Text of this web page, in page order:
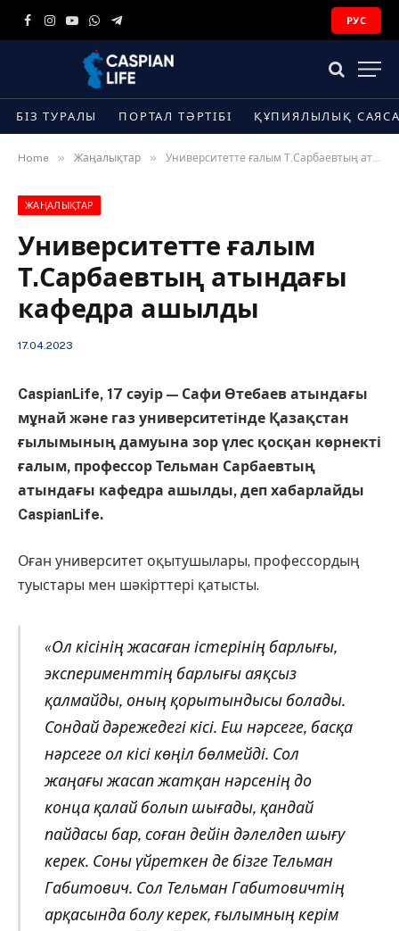
Facebook
Instagram
YouTube
WhatsApp
Telegram
РУС
БІЗ ТУРАЛЫ ПОРТАЛ ТӘРТІБІ ҚҰПИЯЛЫЛЫҚ
Home » Жаңалықтар » Университетте ғалым Т.Сарбаевтың атындағы кафедра ашылды
ЖАҢАЛЫҚТАР
Университетте ғалым
Т.Сарбаевтың атындағы
кафедра ашылды
17.04.2023
CaspianLife, 17 сәуір — Сафи Өтебаев атындағы
мұнай және газ университетінде Қазақстан
ғылымының дамуына зор үлес қосқан көрнекті
ғалым, профессор Тельман Сарбаевтың
атындағы кафедра ашылды, деп хабарлайды
CaspianLife.
Оған университет оқытушылары, профессордың
туыстары мен шәкірттері қатысты.
«Ол кісінің жасаған істерінің барлығы,
эксперименттің барлығы аяқсыз
қалмайды, оның қорытындысы болады.
Сондай дәрежедегі кісі. Еш нәрсеге, басқа
нәрсеге ол кісі көңіл бөлмейді. Сол
жаңағы жасап жатқан нәрсенің до
конца қалай болып шығады, қандай
пайдасы бар, соған дейін дәлелдеп шығу
керек. Соны үйреткен де бізге Тельман
Габитович. Сол Тельман Габитовичтің
арқасында болу керек, ғылымның керім